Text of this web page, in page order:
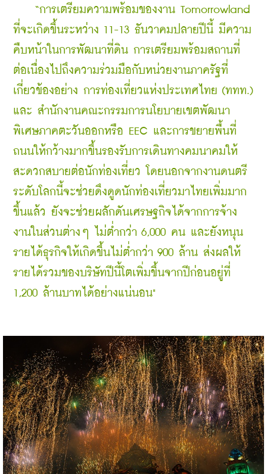
“การเตรียมความพร้อมของงาน Tomorrowland
ที่จะเกิดขึ้นระหว่าง 11-13 ธันวาคมปลายปีนี้ มีความ
คืบหน้าในการพัฒนาที่ดิน การเตรียมพร้อมสถานที่
ต่อเนื่องไปถึงความร่วมมือกับหน่วยงานภาครัฐที่
เกี่ยวข้องอย่าง การท่องเที่ยวแห่งประเทศไทย (ททท.)
และ สำนักงานคณะกรรมการนโยบายเขตพัฒนา
พิเศษภาคตะวันออกหรือ EEC และการขยายพื้นที่
ถนนให้กว้างมากขึ้นรองรับการเดินทางคมนาคมให้
สะดวกสบายต่อนักท่องเที่ยว โดยนอกจากงานดนตรี
ระดับโลกนี้จะช่วยดึงดูดนักท่องเที่ยวมาไทยเพิ่มมาก
ขึ้นแล้ว ยังจะช่วยผลักดันเศรษฐกิจได้จากการจ้าง
งานในส่วนต่างๆ ไม่ต่ำกว่า 6,000 คน และยังหนุน
รายได้ธุรกิจให้เกิดขึ้นไม่ต่ำกว่า 900 ล้าน ส่งผลให้
รายได้รวมของบริษัทปีนี้โตเพิ่มขึ้นจากปีก่อนอยู่ที่
1,200 ล้านบาทได้อย่างแน่นอน"